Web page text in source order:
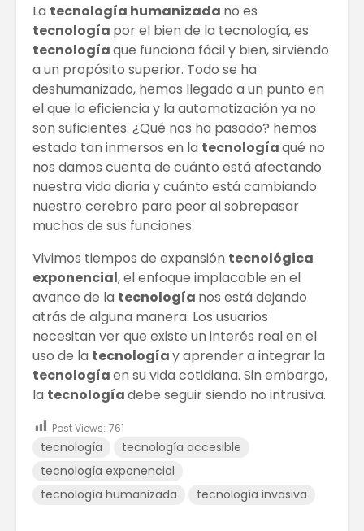
La tecnología humanizada no es
tecnología por el bien de la tecnología, es
tecnologíaque funciona fácil y bien, sirviendo
a un propósito superior. Todo se ha
deshumanizado, hemos llegado a un punto en
el que la eficiencia y la automatización ya no
son suficientes. ¿Qué nos ha pasado? hemos
estado tan inmersos en la tecnologíaqué no
nos damos cuenta de cuánto está afectando
nuestra vida diaria y cuánto está cambiando
nuestro cerebro para peor al sobrepasar
muchas de sus funciones.
Vivimos tiempos de expansión tecnológica
exponencial, el enfoque implacable en el
avance de la tecnología nos está dejando
atrás de alguna manera. Los usuarios
necesitan ver que existe un interés real en el
uso de la tecnologíay aprender a integrar la
tecnologíaen su vida cotidiana. Sin embargo,
la tecnologíadebe seguir siendo no intrusiva.
Post Views: 761
tecnología
tecnología accesible
tecnología exponencial
tecnología humanizada
tecnología invasiva